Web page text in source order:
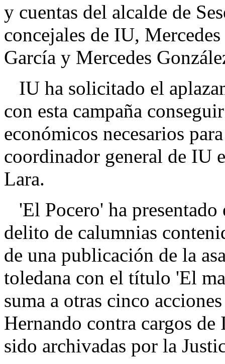
y cuentas del alcalde de
concejales de IU,
García y Mercedes
IU ha solicitado el
con esta campaña
económicos necesarios
coordinador general de IU
Lara.
'El Pocero' ha presentado
delito de calumnias
de una publicación de la
toledana con el título 'El
suma a otras cinco
Hernando contra cargos de
sido archivadas por la